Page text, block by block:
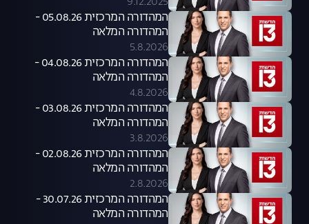
המהדורה המרכזית 05.08.26 -
המהדורה המלאה
5.8.2026
המהדורה המרכזית 04.08.26 -
המהדורה המלאה
4.8.2026
המהדורה המרכזית 03.08.26 -
המהדורה המלאה
3.8.2026
המהדורה המרכזית 02.08.26 -
המהדורה המלאה
2.8.2026
המהדורה המרכזית 30.07.26 -
המהדורה המלאה